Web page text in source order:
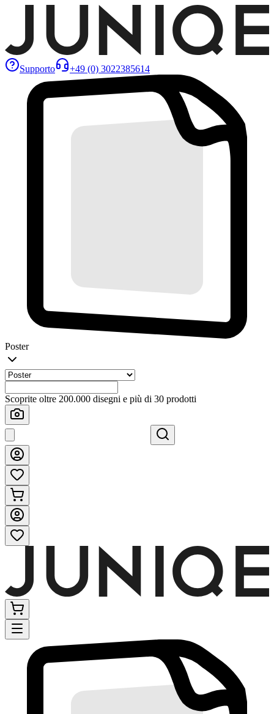
Supporto +49 (0) 3022385614
Poster
Scoprite oltre 200.000 disegni e più di 30 prodotti